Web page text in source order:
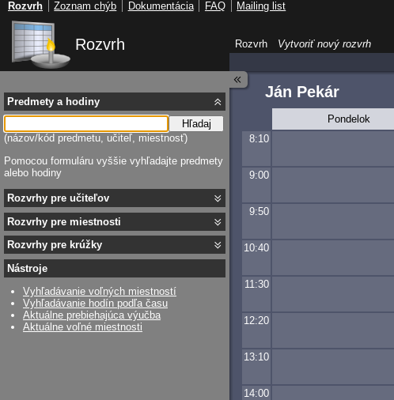
Rozvrh
Ján Pekár
Pondelok
8:10
9:00
9:50
10:40
11:30
12:20
13:10
14:00
Predmety a hodiny
Hľadaj
(názov/kód predmetu, učiteľ, miestnosť)
Pomocou formuláru vyššie vyhľadajte predmety
alebo hodiny
Rozvrhy pre učiteľov
Rozvrhy pre miestnosti
Rozvrhy pre krúžky
Nástroje
Vyhľadávanie voľných miestností
Vyhľadávanie hodín podľa času
Aktuálne prebiehajúca výučba
Aktuálne voľné miestnosti
Rozvrh
Vytvoriť nový rozvrh
Rozvrh Zoznam chýb Dokumentácia FAQ Mailing list